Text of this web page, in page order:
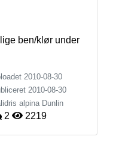
ben/klør under
2010-08-30
2010-08-30
alpina Dunlin
2 2219